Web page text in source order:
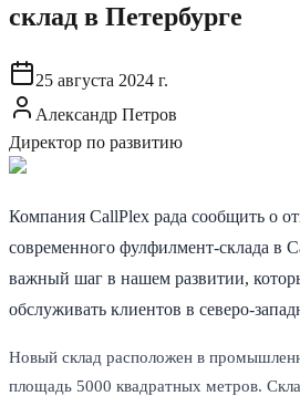
склад в Петербурге
25 августа 2024 г.
Александр Петров
Директор по развитию
Компания CallPlex рада сообщить о
современного фулфилмент-склада в
важный шаг в нашем развитии,
обслуживать клиентов в северо-
Новый склад расположен в
площадь 5000 квадратных метров.